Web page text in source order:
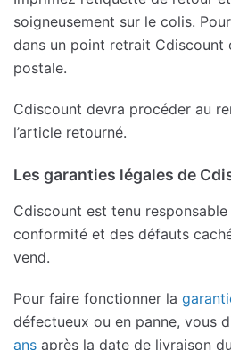
soigneusement sur le colis.
dans un point retrait Cdiscount
postale.
Cdiscount devra procéder au
l’article retourné.
Les garanties légales de
Cdiscount est tenu responsable
conformité et des défauts
vend.
Pour faire fonctionner la
défectueux ou en panne, vous
ans après la date de livraison